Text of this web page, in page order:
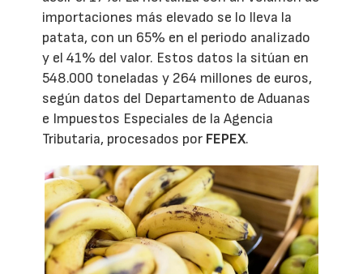
importaciones más elevado se lo lleva la
patata, con un 65% en el periodo analizado
y el 41% del valor. Estos datos la sitúan en
548.000 toneladas y 264 millones de euros,
según datos del Departamento de Aduanas
e Impuestos Especiales de la Agencia
Tributaria, procesados por FEPEX.